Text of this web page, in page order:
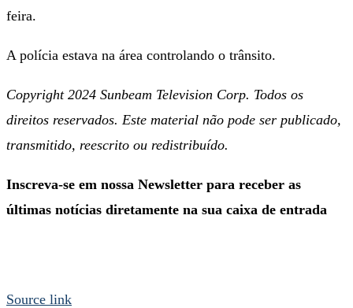
feira.
A polícia estava na área controlando o trânsito.
Copyright 2024 Sunbeam Television Corp. Todos os
direitos reservados. Este material não pode ser publicado,
transmitido, reescrito ou redistribuído.
Inscreva-se em nossa Newsletter para receber as
últimas notícias diretamente na sua caixa de entrada
Source link